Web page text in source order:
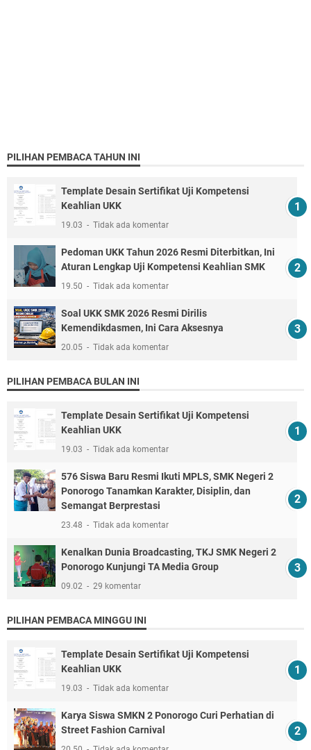
PILIHAN PEMBACA TAHUN INI
Template Desain Sertifikat Uji Kompetensi
Keahlian UKK
19.03 Tidak ada komentar
Pedoman UKK Tahun 2026 Resmi Diterbitkan, Ini
Aturan Lengkap Uji Kompetensi Keahlian SMK
19.50 Tidak ada komentar
Soal UKK SMK 2026 Resmi Dirilis
Kemendikdasmen, Ini Cara Aksesnya
20.05 Tidak ada komentar
PILIHAN PEMBACA BULAN INI
Template Desain Sertifikat Uji Kompetensi
Keahlian UKK
19.03 Tidak ada komentar
576 Siswa Baru Resmi Ikuti MPLS, SMK Negeri 2
Ponorogo Tanamkan Karakter, Disiplin, dan
Semangat Berprestasi
23.48 Tidak ada komentar
Kenalkan Dunia Broadcasting, TKJ SMK Negeri 2
Ponorogo Kunjungi TA Media Group
09.02 29 komentar
PILIHAN PEMBACA MINGGU INI
Template Desain Sertifikat Uji Kompetensi
Keahlian UKK
19.03 Tidak ada komentar
Karya Siswa SMKN 2 Ponorogo Curi Perhatian di
Street Fashion Carnival